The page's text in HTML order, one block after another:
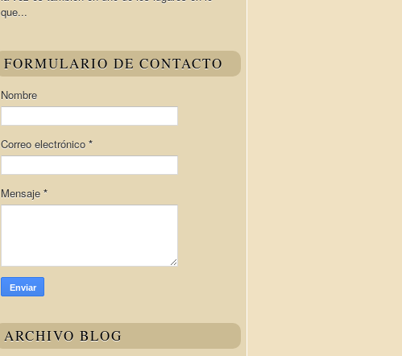
que...
FORMULARIO DE CONTACTO
Nombre
Correo electrónico *
Mensaje *
ARCHIVO BLOG